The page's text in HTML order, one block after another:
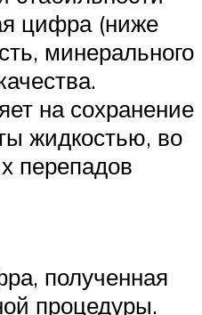
цифра (ниже
минерального
на сохранение
жидкостью, во
перепадов
полученная
процедуры.